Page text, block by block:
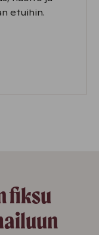
etuihin.
fiksu